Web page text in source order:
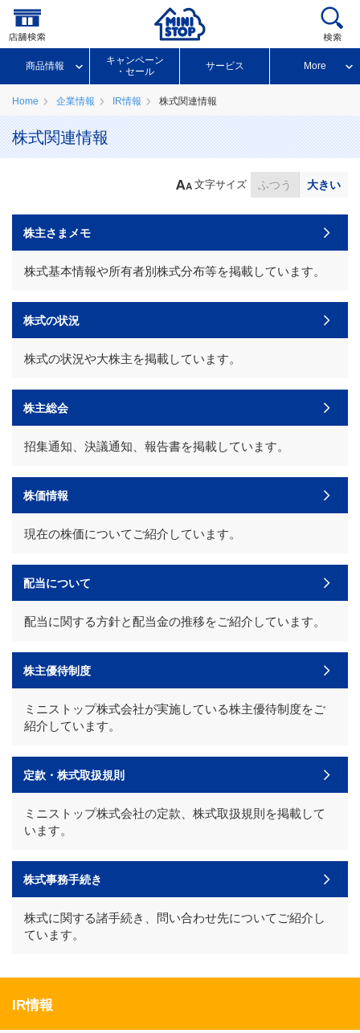
商品情報
キャンペーン
・セール
サービス More
Home 企業情報 IR情報 株式関連情報
株式関連情報
文字サイズ ふつう 大きい
株主さまメモ
株式基本情報や所有者別株式分布等を掲載しています。
株式の状況
株式の状況や大株主を掲載しています。
株主総会
招集通知、決議通知、報告書を掲載しています。
株価情報
現在の株価についてご紹介しています。
配当について
配当に関する方針と配当金の推移をご紹介しています。
株主優待制度
ミニストップ株式会社が実施している株主優待制度をご
紹介しています。
定款・株式取扱規則
ミニストップ株式会社の定款、株式取扱規則を掲載して
います。
株式事務手続き
株式に関する諸手続き、問い合わせ先についてご紹介し
ています。
IR情報